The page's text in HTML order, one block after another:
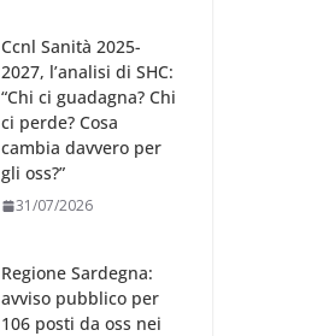
Ccnl Sanità 2025-
2027, l’analisi di SHC:
“Chi ci guadagna? Chi
ci perde? Cosa
cambia davvero per
gli oss?”
31/07/2026
Regione Sardegna:
avviso pubblico per
106 posti da oss nei